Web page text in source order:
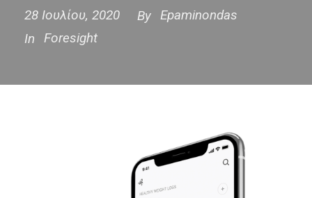
28 Ιουλίου, 2020 By Epaminondas
In
Foresight